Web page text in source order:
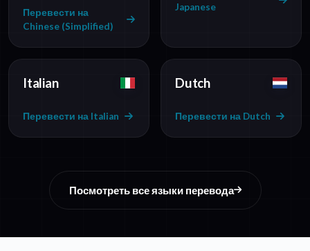
Перевести на
Chinese (Simplified)
Japanese
Italian
Перевести на Italian
Dutch
Перевести на Dutch
Посмотреть все языки перевода